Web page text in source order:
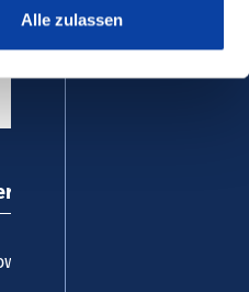
Alle zulassen